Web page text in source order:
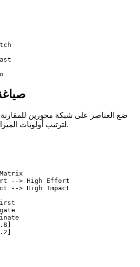
ضع العناصر على شبكة محورين للمقارنة
لترتيب أولويات الميزات والتحليل الاستراتيجي.
--> High Effort
--> High Impact